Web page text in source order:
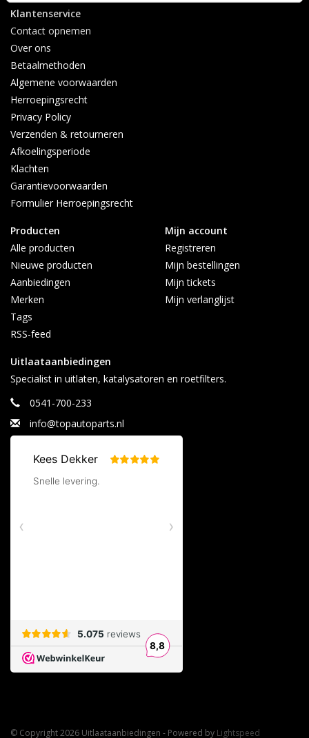
Klantenservice
Contact opnemen
Over ons
Betaalmethoden
Algemene voorwaarden
Herroepingsrecht
Privacy Policy
Verzenden & retourneren
Afkoelingsperiode
Klachten
Garantievoorwaarden
Formulier Herroepingsrecht
Producten
Alle producten
Nieuwe producten
Aanbiedingen
Merken
Tags
RSS-feed
Mijn account
Registreren
Mijn bestellingen
Mijn tickets
Mijn verlanglijst
Uitlaataanbiedingen
Specialist in uitlaten, katalysatoren en roetfilters.
0541-700-233
info@topautoparts.nl
© Copyright 2026 Uitlaataanbiedingen - Powered by Lightspeed